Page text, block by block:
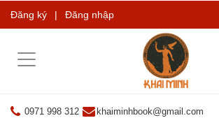
Đăng ký | Đăng nhập
Toggle
0971 998 312 khaiminhbook@gmail.com